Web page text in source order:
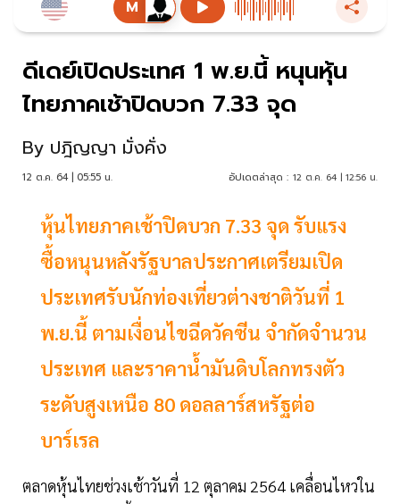
ดีเดย์เปิดประเทศ 1 พ.ย.นี้ หนุนหุ้น
ไทยภาคเช้าปิดบวก 7.33 จุด
By ปฎิญญา มั่งคั่ง
12 ต.ค. 64 | 05:55 น. อัปเดตล่าสุด : 12 ต.ค. 64 | 12:56 น.
หุ้นไทยภาคเช้าปิดบวก 7.33 จุด รับแรง
ซื้อหนุนหลังรัฐบาลประกาศเตรียมเปิด
ประเทศรับนักท่องเที่ยวต่างชาติวันที่ 1
พ.ย.นี้ ตามเงื่อนไขฉีดวัคซีน จำกัดจำนวน
ประเทศ และราคาน้ำมันดิบโลกทรงตัว
ระดับสูงเหนือ 80 ดอลลาร์สหรัฐต่อ
บาร์เรล
ตลาดหุ้นไทยช่วงเช้าวันที่ 12 ตุลาคม 2564 เคลื่อนไหวใน